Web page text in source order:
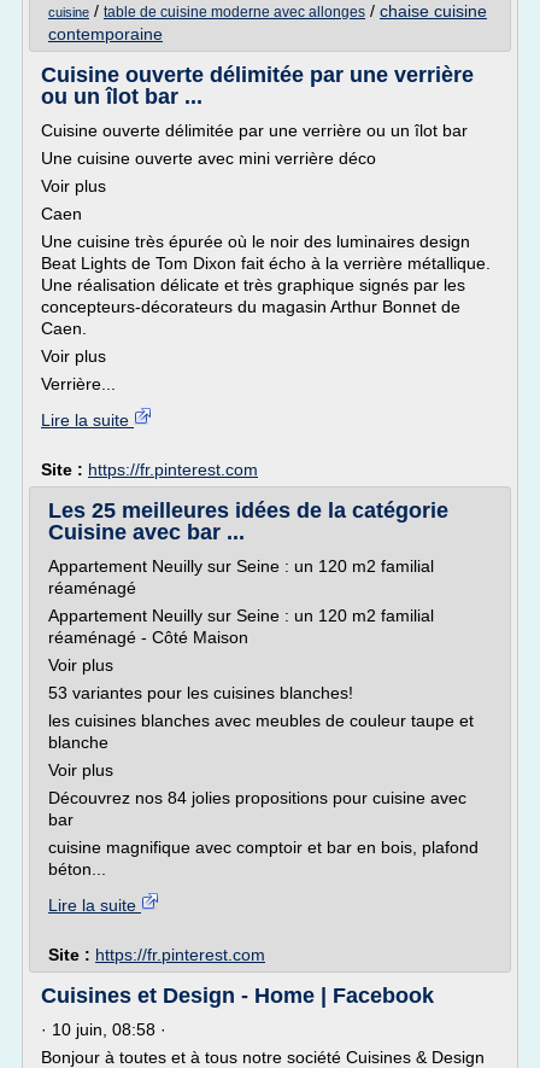
cuisine / table de cuisine moderne avec allonges / chaise cuisine
contemporaine
Cuisine ouverte délimitée par une verrière
ou un îlot bar ...
Cuisine ouverte délimitée par une verrière ou un îlot bar
Une cuisine ouverte avec mini verrière déco
Voir plus
Caen
Une cuisine très épurée où le noir des luminaires design
Beat Lights de Tom Dixon fait écho à la verrière métallique.
Une réalisation délicate et très graphique signés par les
concepteurs-décorateurs du magasin Arthur Bonnet de
Caen.
Voir plus
Verrière...
Lire la suite
Site : https://fr.pinterest.com
Les 25 meilleures idées de la catégorie
Cuisine avec bar ...
Appartement Neuilly sur Seine : un 120 m2 familial
réaménagé
Appartement Neuilly sur Seine : un 120 m2 familial
réaménagé - Côté Maison
Voir plus
53 variantes pour les cuisines blanches!
les cuisines blanches avec meubles de couleur taupe et
blanche
Voir plus
Découvrez nos 84 jolies propositions pour cuisine avec
bar
cuisine magnifique avec comptoir et bar en bois, plafond
béton...
Lire la suite
Site : https://fr.pinterest.com
Cuisines et Design - Home | Facebook
· 10 juin, 08:58 ·
Bonjour à toutes et à tous notre société Cuisines & Design